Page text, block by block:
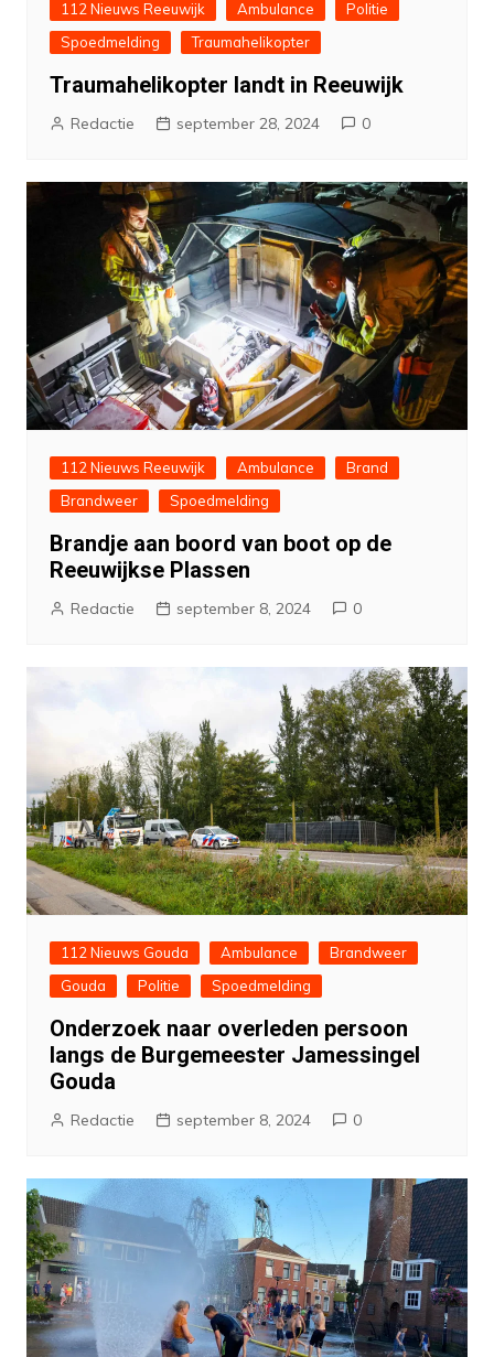
112 Nieuws Reeuwijk Ambulance
Politie
Spoedmelding
Traumahelikopter
Traumahelikopter landt in Reeuwijk
Redactie september 28, 2024 0
112 Nieuws Reeuwijk Ambulance
Brand
Brandweer
Spoedmelding
Brandje aan boord van boot op de
Reeuwijkse Plassen
Redactie september 8, 2024 0
112 Nieuws Gouda Ambulance
Brandweer
Gouda
Politie Spoedmelding
Onderzoek naar overleden persoon
langs de Burgemeester Jamessingel
Gouda
Redactie september 8, 2024 0